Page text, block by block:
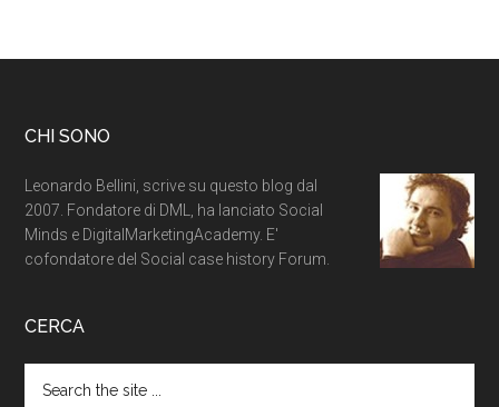
CHI SONO
Leonardo Bellini, scrive su questo blog dal
2007. Fondatore di DML, ha lanciato Social
Minds e DigitalMarketingAcademy. E'
cofondatore del Social case history Forum.
CERCA